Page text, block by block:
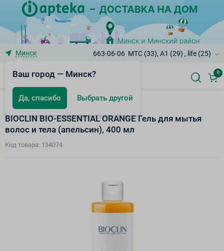
Минск
Ваш город — Минск?
Да, спасибо Выбрать другой
663-06-06 МТС (33), A1 (29) , life (25)
0
Средства для ванны и душа
BIOCLIN BIO-ESSENTIAL ORANGE Гель для мытья
волос и тела (апельсин), 400 мл
Код товара: 134074